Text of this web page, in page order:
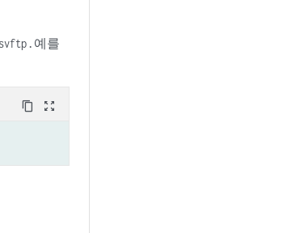
. 예를
content_copy zoom_out_map